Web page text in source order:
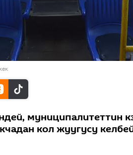
муниципалитеттин
кол жуугусу